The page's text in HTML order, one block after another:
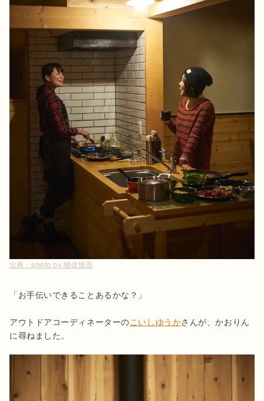
出典： photo by 猪俣慎吾
「お手伝いできることあるかな？」
アウトドアコーディネーターのこいしゆうかさんが、かおりん
に尋ねました。